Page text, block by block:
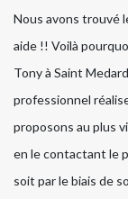
Nous avons trouvé
aide !! Voilà
Tony à Saint
professionnel
proposons au plus
en le contactant le
soit par le biais de